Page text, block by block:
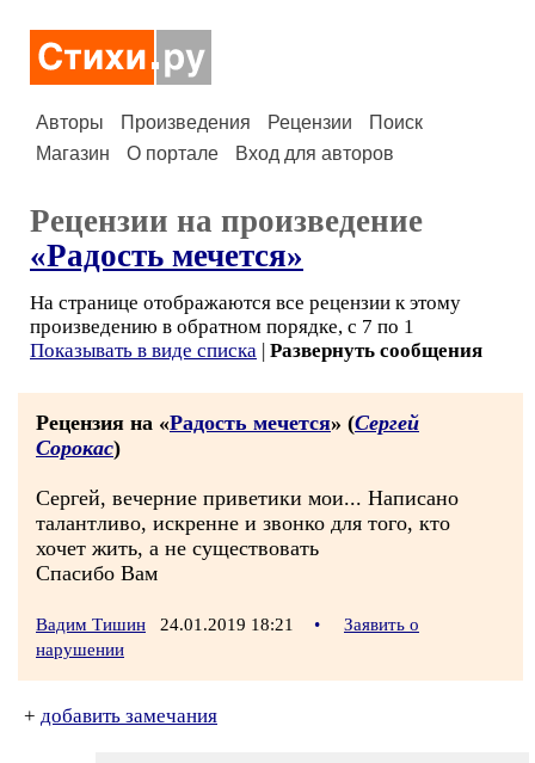
Авторы Произведения Рецензии
Поиск
Магазин
О портале Вход для авторов
Рецензии на произведение
«Радость мечется»
На странице отображаются все рецензии к этому
произведению в обратном порядке, с 7 по 1
Показывать в виде списка | Развернуть сообщения
Рецензия на «Радость мечется» (Сергей
Сорокас)
Сергей, вечерние приветики мои... Написано
талантливо, искренне и звонко для того, кто
хочет жить, а не существовать
Спасибо Вам
Вадим Тишин 24.01.2019 18:21 •
Заявить о
нарушении
+ добавить замечания